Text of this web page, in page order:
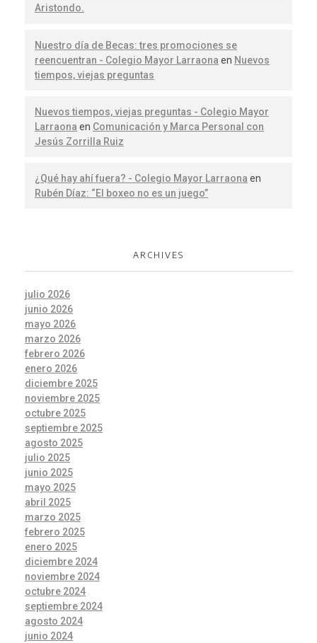
Aristondo.
Nuestro día de Becas: tres promociones se
reencuentran - Colegio Mayor Larraona en Nuevos
tiempos, viejas preguntas
Nuevos tiempos, viejas preguntas - Colegio Mayor
Larraona en Comunicación y Marca Personal con
Jesús Zorrilla Ruiz
¿Qué hay ahí fuera? - Colegio Mayor Larraona en
Rubén Díaz: “El boxeo no es un juego”
ARCHIVES
julio 2026
junio 2026
mayo 2026
marzo 2026
febrero 2026
enero 2026
diciembre 2025
noviembre 2025
octubre 2025
septiembre 2025
agosto 2025
julio 2025
junio 2025
mayo 2025
abril 2025
marzo 2025
febrero 2025
enero 2025
diciembre 2024
noviembre 2024
octubre 2024
septiembre 2024
agosto 2024
junio 2024